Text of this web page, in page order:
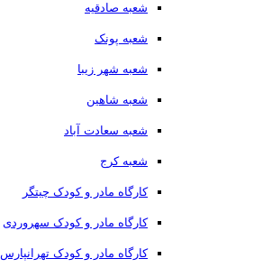
شعبه صادقیه
شعبه پونک
شعبه شهر زیبا
شعبه شاهین
شعبه سعادت آباد
شعبه کرج
کارگاه مادر و کودک چیتگر
کارگاه مادر و کودک سهروردی
کارگاه مادر و کودک تهرانپارس